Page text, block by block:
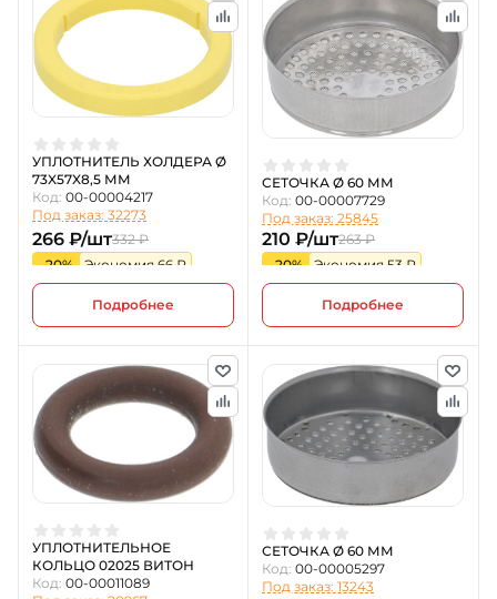
УПЛОТНИТЕЛЬ ХОЛДЕРА Ø
73X57X8,5 ММ
Код: 00-00004217
Под заказ: 32273
266 ₽/шт332 ₽
-20%
Экономия 66 ₽
Подробнее
СЕТОЧКА Ø 60 ММ
Код: 00-00007729
Под заказ: 25845
210 ₽/шт263 ₽
-20%
Экономия 53 ₽
Подробнее
УПЛОТНИТЕЛЬНОЕ
КОЛЬЦО 02025 ВИТОН
Код: 00-00011089
СЕТОЧКА Ø 60 ММ
Код: 00-00005297
Под заказ: 13243